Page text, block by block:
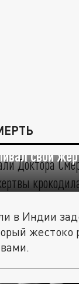
Доктора
свои
в Индии
жестоко